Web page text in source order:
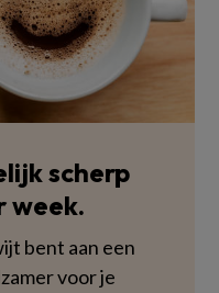
scherp
week.
bent aan een
voor je